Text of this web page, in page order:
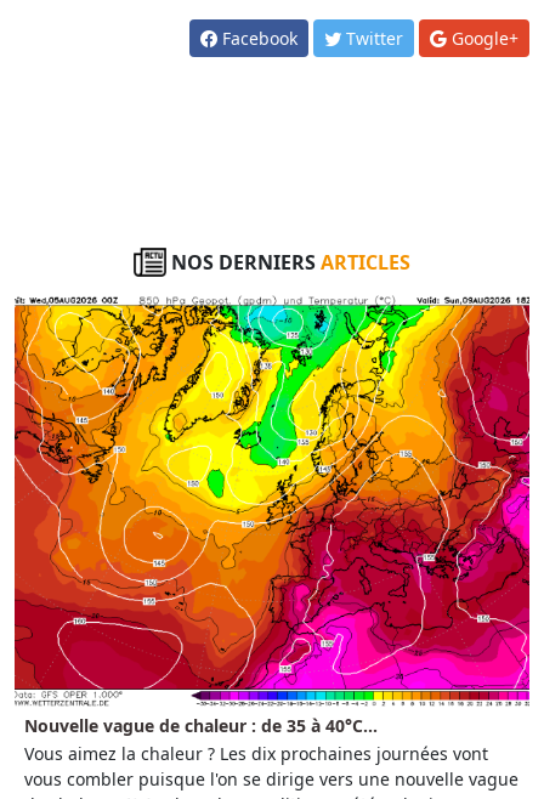
Facebook Twitter Google+
NOS DERNIERSARTICLES
Nouvelle vague de chaleur : de 35 à 40°C...
Vous aimez la chaleur ? Les dix prochaines journées vont
vous combler puisque l'on se dirige vers une nouvelle vague